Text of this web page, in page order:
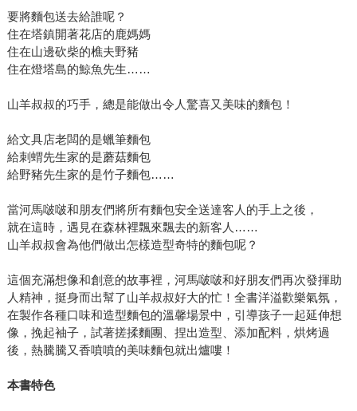
要將麵包送去給誰呢？
住在塔鎮開著花店的鹿媽媽
住在山邊砍柴的樵夫野豬
住在燈塔島的鯨魚先生……
山羊叔叔的巧手，總是能做出令人驚喜又美味的麵包！
給文具店老闆的是蠟筆麵包
給刺蝟先生家的是蘑菇麵包
給野豬先生家的是竹子麵包……
當河馬啵啵和朋友們將所有麵包安全送達客人的手上之後，
就在這時，遇見在森林裡飄來飄去的新客人……
山羊叔叔會為他們做出怎樣造型奇特的麵包呢？
這個充滿想像和創意的故事裡，河馬啵啵和好朋友們再次發揮助
人精神，挺身而出幫了山羊叔叔好大的忙！全書洋溢歡樂氣氛，
在製作各種口味和造型麵包的溫馨場景中，引導孩子一起延伸想
像，挽起袖子，試著搓揉麵團、捏出造型、添加配料，烘烤過
後，熱騰騰又香噴噴的美味麵包就出爐嘍！
本書特色